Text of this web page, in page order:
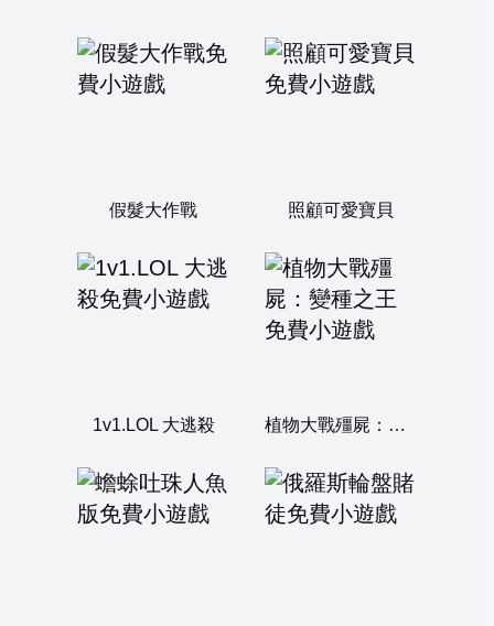
假髮大作戰 照顧可愛寶貝
1v1.LOL 大逃殺 植物大戰殭屍：變種之王